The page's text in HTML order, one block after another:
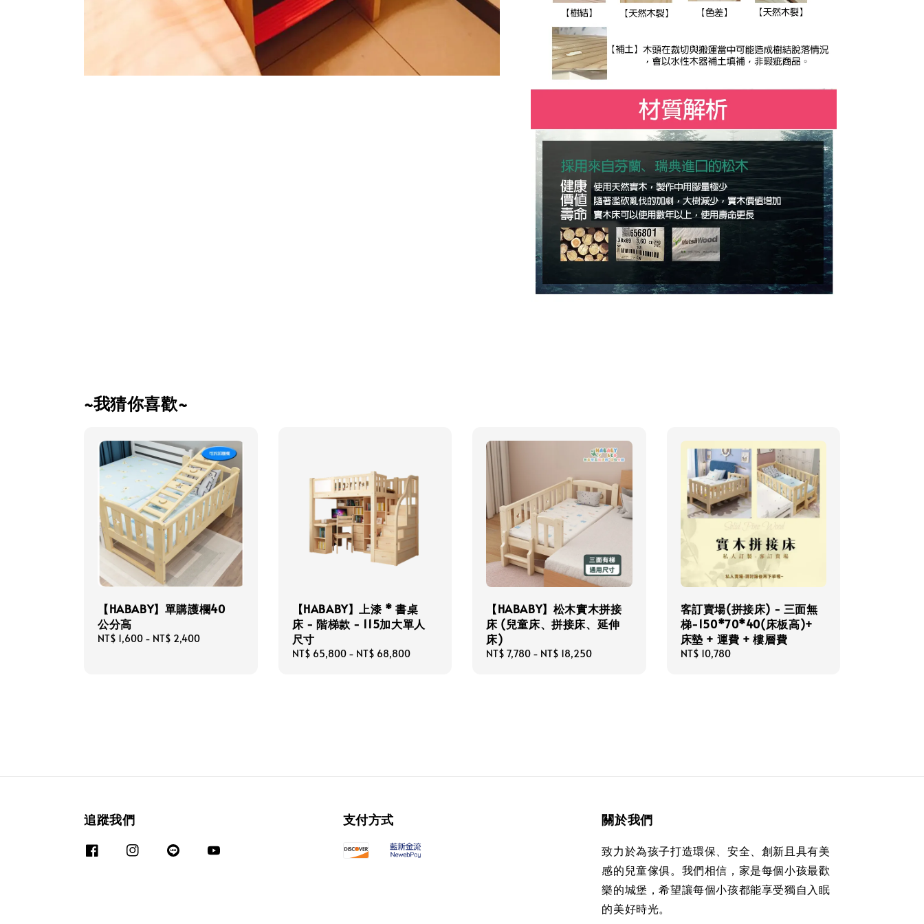
~我猜你喜歡~
【HABABY】單購護欄40
公分高
Regular
NT$ 1,600 - NT$ 2,400
【HABABY】上漆 * 書桌
床 - 階梯款 - 115加大單人
尺寸
Regular
NT$ 65,800- NT$ 68,800
【HABABY】松木實木拼接
床 (兒童床、拼接床、延伸
床)
Regular
NT$ 7,780 - NT$ 18,250
客訂賣場(拼接床) - 三面無
梯-150*70*40(床板高)+
床墊 + 運費 + 樓層費
Regular
NT$ 10,780
追蹤我們 支付方式 關於我們
致力於為孩子打造環保、安全、創新且具有美
感的兒童傢俱。我們相信，家是每個小孩最歡
樂的城堡，希望讓每個小孩都能享受獨自入眠
的美好時光。